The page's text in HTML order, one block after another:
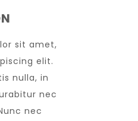
sit amet,
elit.
nulla, in
nec
nec